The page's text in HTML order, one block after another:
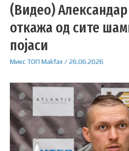
(Видео) Александар
откажа од сите
појаси
МиксТОП Makfax /26.06.2026